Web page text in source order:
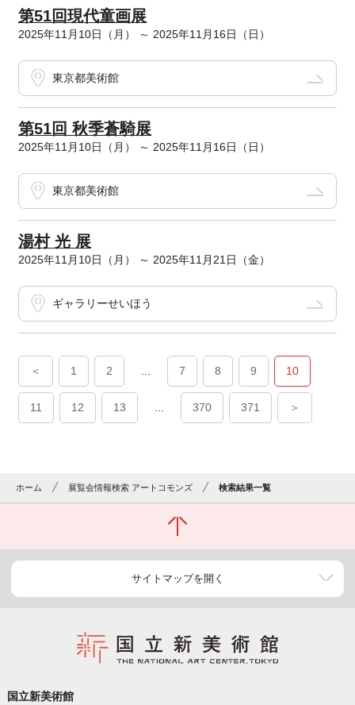
第51回現代童画展
2025年11月10日（月） ～ 2025年11月16日（日）
東京都美術館
第51回 秋季蒼騎展
2025年11月10日（月） ～ 2025年11月16日（日）
東京都美術館
湯村 光 展
2025年11月10日（月） ～ 2025年11月21日（金）
ギャラリーせいほう
＜ 1 2 7 8 9 10
11 12 13 370 371 ＞
ホーム 展覧会情報検索 アートコモンズ 検索結果一覧
サイトマップを開く
国立新美術館